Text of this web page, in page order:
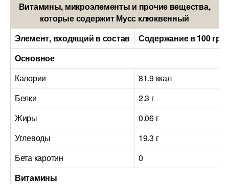
Витамины, микроэлементы и прочие вещества,
которые содержит Мусс клюквенный
Элемент, входящий в состав
Содержание в 100
Основное
Калории
81.9 ккал
Белки
2.3 г
Жиры
0.06 г
Углеводы
19.3 г
Бета каротин
0
Витамины